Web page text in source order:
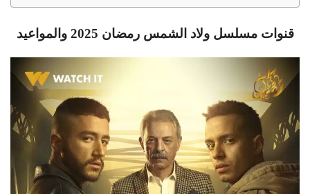
قنوات مسلسل ولاد الشمس رمضان 2025 والمواعيد